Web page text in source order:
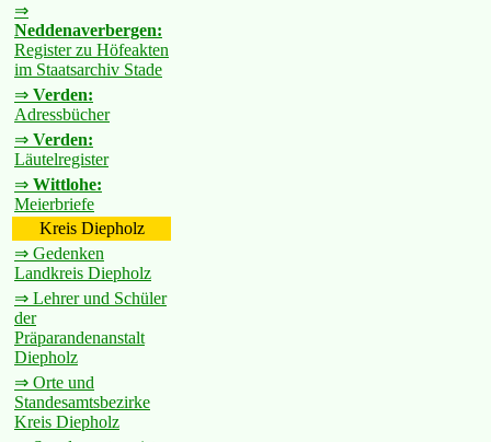
⇒
Neddenaverbergen:
Register zu Höfeakten
im Staatsarchiv Stade
⇒ Verden:
Adressbücher
⇒ Verden:
Läutelregister
⇒ Wittlohe:
Meierbriefe
Kreis Diepholz
⇒ Gedenken
Landkreis Diepholz
⇒ Lehrer und Schüler
der
Präparandenanstalt
Diepholz
⇒ Orte und
Standesamtsbezirke
Kreis Diepholz